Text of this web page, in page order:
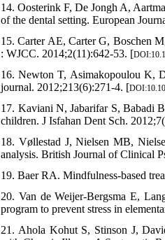
14. Oosterink F, De Jongh A,
of the dental setting. European
15. Carter AE, Carter G, Boschen
: WJCC. 2014;2(11):642-53. [
16. Newton T, Asimakopoulou K,
journal. 2012;213(6):271-4. [
17. Kaviani N, Jabarifar S, Babadi
children. J Isfahan Dent Sch.
18. Vøllestad J, Nielsen MB,
analysis. British Journal of Clinical
19. Baer RA. Mindfulness-based
20. Van de Weijer-Bergsma E,
program to prevent stress in
21. Ahola Kohut S, Stinson J,